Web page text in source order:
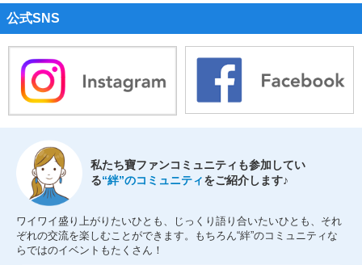
公式SNS
私たち寶ファンコミュニティも参加してい
る“絆”のコミュニティをご紹介します♪
ワイワイ盛り上がりたいひとも、じっくり語り合いたいひとも、それ
ぞれの交流を楽しむことができます。もちろん“絆”のコミュニティな
らではのイベントもたくさん！